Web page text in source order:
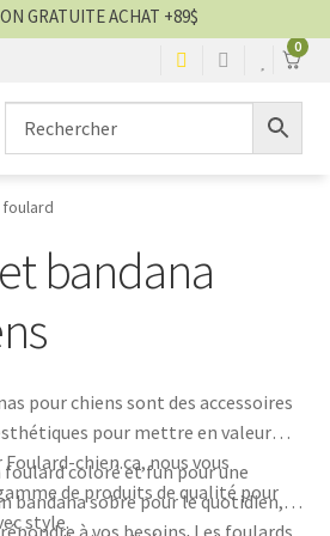
0
GRATUITE ACHAT +89$
bandana
pour chiens sont des accessoires
pour mettre en valeur
chien.ca, nous vous
de produits de qualité pour
style.
foulard coloré et fun pour une
bandana sobre pour le quotidien,
à vos besoins. Les foulards